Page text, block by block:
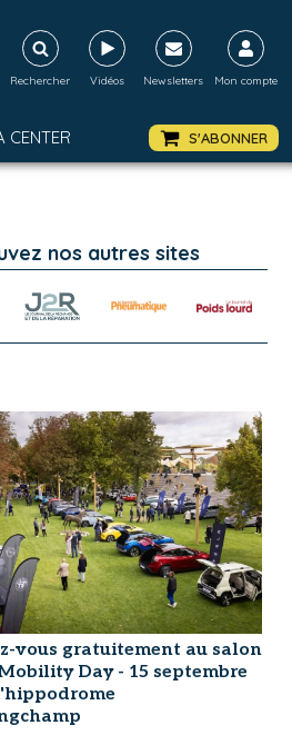
Rechercher Vidéos Newsletters Mon compte
CENTER S'ABONNER
nos autres sites
vous gratuitement au salon
Day - 15 septembre